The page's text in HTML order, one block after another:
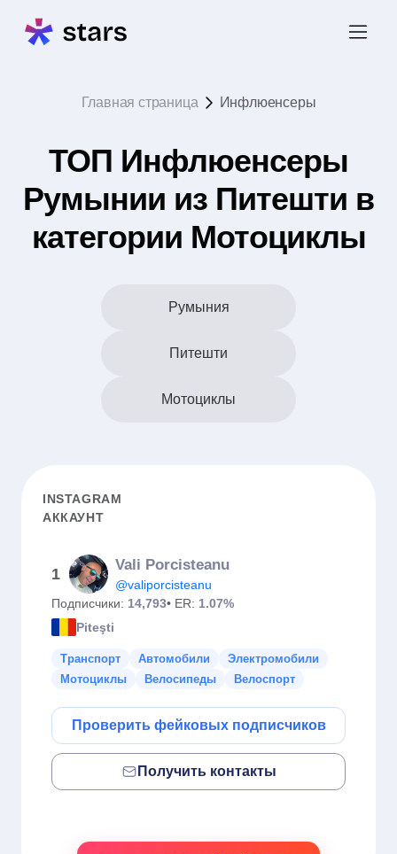
Главная страница Инфлюенсеры
ТОП Инфлюенсеры
Румынии из Питешти в
категории Мотоциклы
Румыния
Питешти
Мотоциклы
INSTAGRAM
АККАУНТ
1
Vali Porcisteanu
@valiporcisteanu
Подписчики: 14,793• ER: 1.07%
Piteşti
Транспорт Автомобили
Электромобили
Мотоциклы
Велосипеды Велоспорт
Проверить фейковых подписчиков
Получить контакты